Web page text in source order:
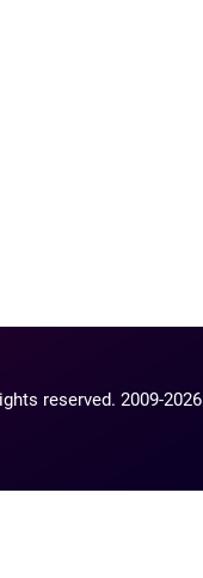
reserved. 2009-2026